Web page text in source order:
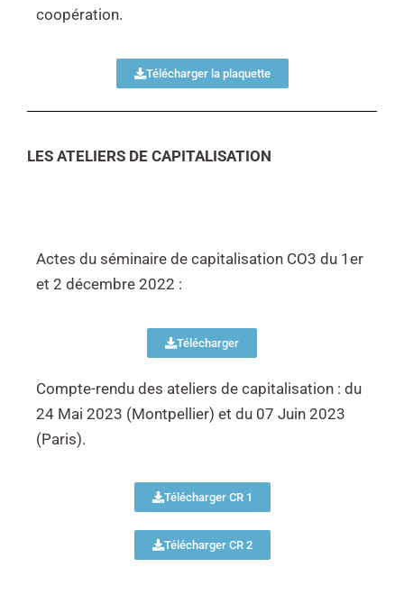
coopération.
Télécharger la plaquette
LES ATELIERS DE CAPITALISATION
Actes du séminaire de capitalisation CO3 du 1er
et 2 décembre 2022 :
Télécharger
Compte-rendu des ateliers de capitalisation : du
24 Mai 2023 (Montpellier) et du 07 Juin 2023
(Paris).
Télécharger CR 1
Télécharger CR 2